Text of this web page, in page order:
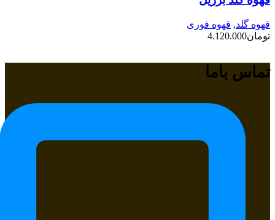
قهوه گلد, قهوه فوری
تومان4.120.000
تماس باما